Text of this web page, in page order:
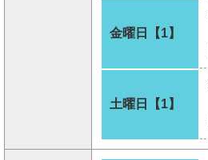
金曜日【1】
土曜日【1】